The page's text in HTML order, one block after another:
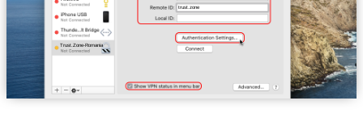
Trust.Zone-Romania
trust.zone